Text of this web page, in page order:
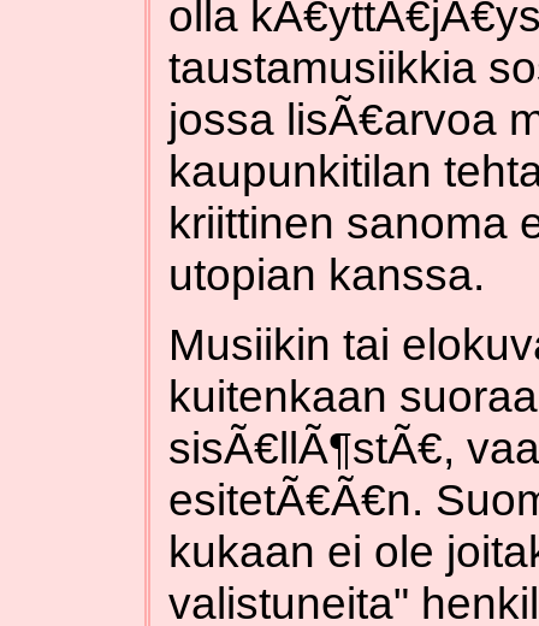
olla
taustamusiikkia
jossa lisÃ€arvoa
kaupunkitilan
kriittinen sanoma
utopian kanssa.
Musiikin tai
kuitenkaan
sisÃ€llÃ¶stÃ€,
esitetÃ€Ã€n.
kukaan ei ole
valistuneita"